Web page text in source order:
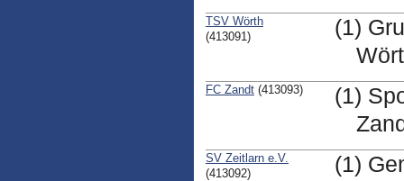
TSV Wörth
(413091)
(1)
FC Zandt(413093)
(1)
SV Zeitlarn e.V.
(413092)
(1)